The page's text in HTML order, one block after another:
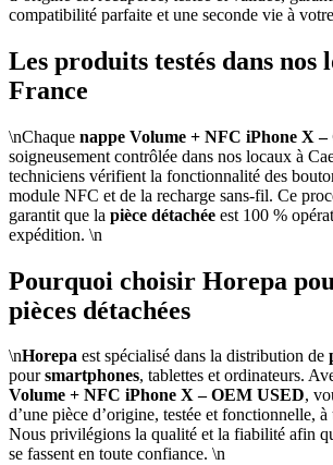
compatibilité parfaite et une seconde vie à
Les produits testés dans nos
France
\nChaque nappe Volume + NFC iPhone X
soigneusement contrôlée dans nos locaux à
techniciens vérifient la fonctionnalité des
module NFC et de la recharge sans-fil. Ce
garantit que la pièce détachée est 100 %
expédition. \n
Pourquoi choisir Horepa
pièces détachées
\nHorepa est spécialisé dans la distribution de
poursmartphones, tablettes et ordinateurs.
Volume + NFC iPhone X – OEM USED,
d’une pièce d’origine, testée et fonctionnelle,
Nous privilégions la qualité et la fiabilité afin
se fassent en toute confiance. \n